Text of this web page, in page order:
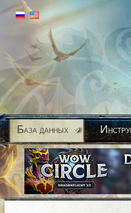
База данных И